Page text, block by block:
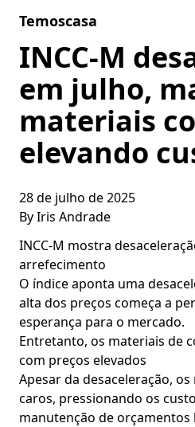
Temoscasa
INCC-M
em julho,
materiais
elevando
28 de julho de 2025
ByIris Andrade
INCC-M mostra
arrefecimento
O índice aponta uma
alta dos preços começa a
esperança para o mercado.
Entretanto, os materiais de
com preços elevados
Apesar da desaceleração,
caros, pressionando os
manutenção de orçamentos